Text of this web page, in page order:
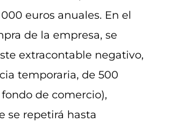
euros anuales. En el
de la empresa, se
extracontable negativo,
temporaria, de 500
de comercio),
se repetirá hasta